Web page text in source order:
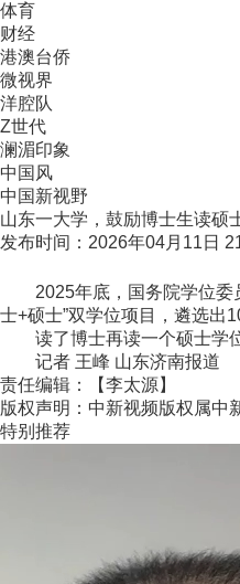
体育
财经
港澳台侨
微视界
洋腔队
Z世代
澜湄印象
中国风
中国新视野
山东一大学，鼓励博士生读硕
发布时间：2026年04月11日
2025年底，国务院学位委员
士+硕士”双学位项目，遴选出
读了博士再读一个硕士学位
记者 王峰 山东济南报道
责任编辑：【李太源】
版权声明：中新视频版权属中
特别推荐